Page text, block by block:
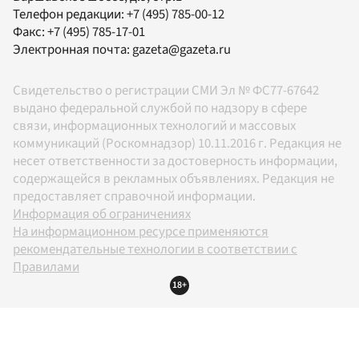
Телефон редакции:+7 (495) 785-00-12
Факс:+7 (495) 785-17-01
Электронная почта:gazeta@gazeta.ru
Свидетельство о регистрации СМИ Эл № ФС77-67642
выдано федеральной службой по надзору в сфере
связи, информационных технологий и массовых
коммуникаций (Роскомнадзор) 10.11.2016 г. Редакция не
несет ответственности за достоверность информации,
содержащейся в рекламных объявлениях. Редакция не
предоставляет справочной информации.
Информация об ограничениях
На информационном ресурсе применяются
рекомендательные технологии в соответствии с
Правилами
18+